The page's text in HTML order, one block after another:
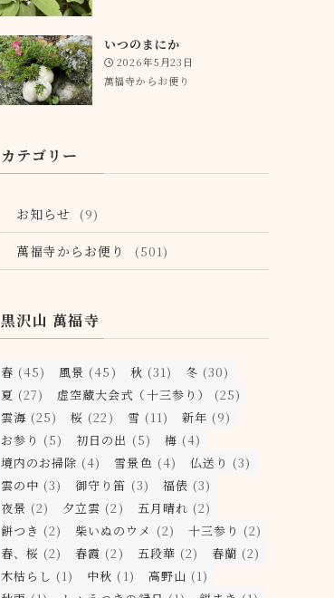
いつのまにか
2026年5月23日
萬福寺からお便り
カテゴリー
お知らせ (9)
萬福寺からお便り (501)
黒沢山 萬福寺
春 (45) 風景 (45) 秋 (31) 冬 (30)
夏 (27) 虚空蔵大会式（十三参り）
(25)
雲海 (25) 桜 (22) 雪 (11) 新年 (9)
お参り (5) 初日の出 (5) 梅 (4)
境内のお掃除 (4) 雪景色 (4) 仏送り (3)
雲の中 (3) 御守り笛 (3) 福俵 (3)
夜景 (2) 夕立雲 (2) 五月晴れ (2)
餅つき (2) 柴いぬのウメ (2) 十三参り (2)
春、桜 (2) 春霞 (2) 五段華 (2) 春蘭 (2)
木枯らし (1) 中秋 (1) 高野山 (1)